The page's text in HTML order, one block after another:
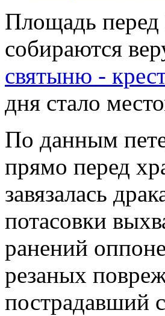
Площадь перед
собираются
святыню -
дня стало
По данным
прямо перед
завязалась
потасовки
ранений
резаных
пострадавший